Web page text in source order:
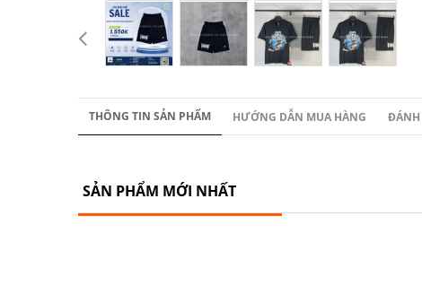
THÔNG TIN SẢN PHẨM HƯỚNG DẪN MUA HÀNG ĐÁNH
SẢN PHẨM MỚI NHẤT